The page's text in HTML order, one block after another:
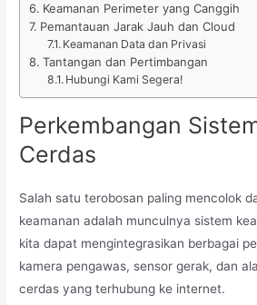
Keamanan Perimeter yang Canggih
Pemantauan Jarak Jauh dan Cloud
Keamanan Data dan Privasi
Tantangan dan Pertimbangan
Hubungi Kami Segera!
Perkembangan
Cerdas
Salah satu terobosan paling mencolok
keamanan adalah munculnya sistem
kita dapat mengintegrasikan berbagai
kamera pengawas, sensor gerak, dan
cerdas yang terhubung ke internet.